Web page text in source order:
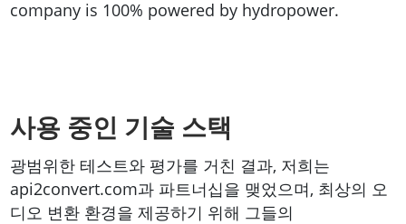
company is 100% powered by hydropower.
사용 중인 기술 스택
광범위한 테스트와 평가를 거친 결과, 저희는
api2convert.com과 파트너십을 맺었으며, 최상의 오
디오 변환 환경을 제공하기 위해 그들의